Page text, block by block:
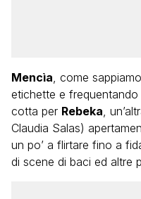
Mencìa, come
etichette e
cotta per Rebeka,
Claudia Salas)
un po’ a flirtare fino a
di scene di baci ed altre